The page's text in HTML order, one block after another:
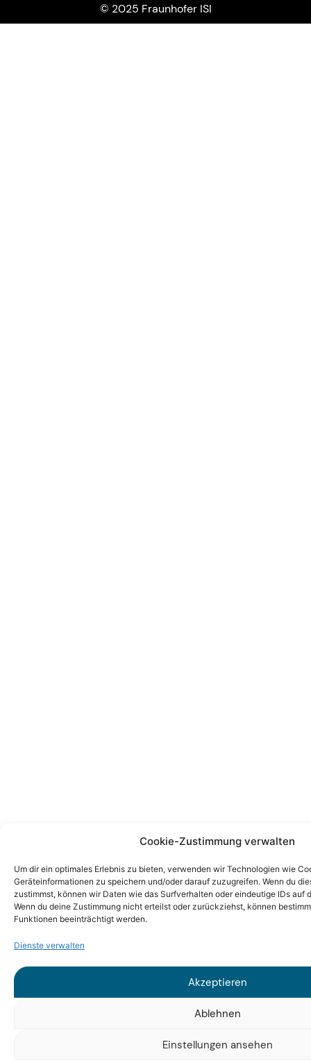
Cookie-Zustimmung verwalten
Um dir ein optimales Erlebnis zu bieten, verwenden wir Technologien wie
Geräteinformationen zu speichern und/oder darauf zuzugreifen. Wenn du
zustimmst, können wir Daten wie das Surfverhalten oder eindeutige IDs auf
Wenn du deine Zustimmung nicht erteilst oder zurückziehst, können
Funktionen beeinträchtigt werden.
Dienste verwalten
Akzeptieren
Ablehnen
Einstellungen ansehen
© 2025 Fraunhofer ISI